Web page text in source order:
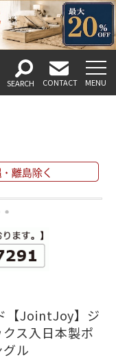
【JointJoy】ジ
ス入日本製ポ
ル